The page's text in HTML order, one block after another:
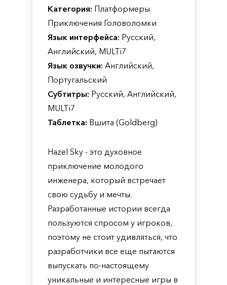
Категория: Платформеры
Приключения Головоломки
Язык интерфейса: Русский,
Английский, MULTi7
Язык озвучки: Английский,
Португальский
Субтитры: Русский, Английский,
MULTi7
Таблетка: Вшита (Goldberg)
Hazel Sky - это духовное
приключение молодого
инженера, который встречает
свою судьбу и мечты.
Разработанные истории всегда
пользуются спросом у игроков,
поэтому не стоит удивляться, что
разработчики все еще пытаются
выпускать по-настоящему
уникальные и интересные игры в